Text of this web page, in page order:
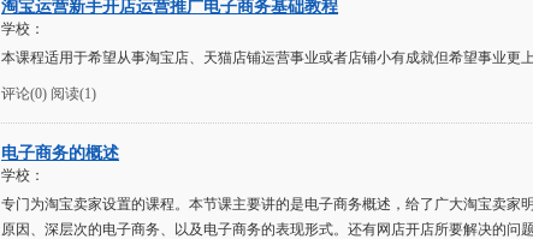
淘宝运营新手开店运营推广电子商务基础教程
学校：
本课程适用于希望从事淘宝店、天猫店铺运营事业或者店铺小有成就但希望事业更
评论(0) 阅读(1)
电子商务的概述
学校：
专门为淘宝卖家设置的课程。本节课主要讲的是电子商务概述，给了广大淘宝卖
原因、深层次的电子商务、以及电子商务的表现形式。还有网店开店所要解决的